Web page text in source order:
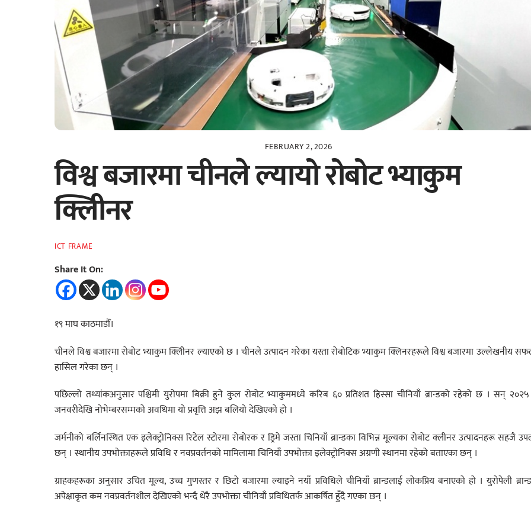
FEBRUARY 2, 2026
विश्व बजारमा चीनले ल्यायो रोबोट भ्याकुम
क्लिीनर
ICT FRAME
Share It On:
१९ माघ काठमाडौँ।
चीनले विश्व बजारमा रोबोट भ्याकुम क्लिीनर ल्याएको छ । चीनले उत्पादन गरेका यस्ता रोबोटिक भ्याकुम क्लिनरहरूले विश्व बजारमा उल्लेखनीय
हासिल गरेका छन् ।
पछिल्लो तथ्यांकअनुसार पश्चिमी युरोपमा बिक्री हुने कुल रोबोट भ्याकुममध्ये करिब ६० प्रतिशत हिस्सा चीनियाँ ब्रान्डको रहेको छ । सन्
जनवरीदेखि नोभेम्बरसम्मको अवधिमा यो प्रवृत्ति अझ बलियो देखिएको हो ।
जर्मनीको बर्लिनस्थित एक इलेक्ट्रोनिक्स रिटेल स्टोरमा रोबोरक र ड्रिमे जस्ता चिनियाँ ब्रान्डका विभिन्न मूल्यका रोबोट क्लीनर उत्पादनहरू सहजै
छन् । स्थानीय उपभोक्ताहरूले प्रविधि र नवप्रवर्तनको मामिलामा चिनियाँ उपभोक्ता इलेक्ट्रोनिक्स अग्रणी स्थानमा रहेको बताएका छन् ।
ग्राहकहरूका अनुसार उचित मूल्य, उच्च गुणस्तर र छिटो बजारमा ल्याइने नयाँ प्रविधिले चीनियाँ ब्रान्डलाई लोकप्रिय बनाएको हो । युरोपेली
अपेक्षाकृत कम नवप्रवर्तनशील देखिएको भन्दै धेरै उपभोक्ता चीनियाँ प्रविधितर्फ आकर्षित हुँदै गएका छन् ।